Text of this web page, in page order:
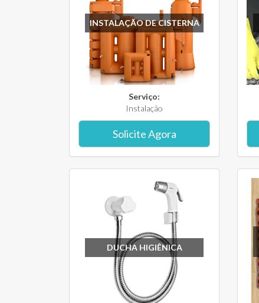
INSTALAÇÃO DE CISTERNA
Serviço:
Instalação
Solicite Agora
DUCHA HIGIÊNICA